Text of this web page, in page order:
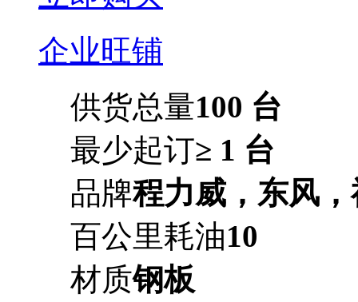
企业旺铺
供货总量100 台
最少起订≥ 1 台
品牌程力威，东风
百公里耗油10
材质钢板